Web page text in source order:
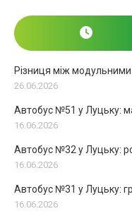
Різниця між
26.06.2026
Автобус №51 у Луцьку:
16.06.2026
Автобус №32 у Луцьку:
16.06.2026
Автобус №31 у Луцьку:
16.06.2026